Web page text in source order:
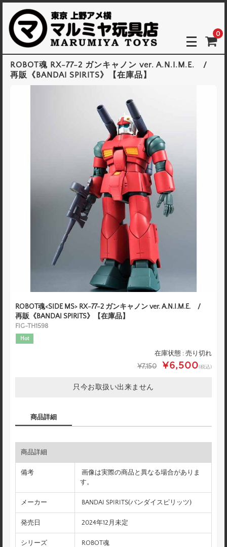
0
ROBOT魂 RX-77-2 ガンキャノン ver. A.N.I.M.E. /
再販《BANDAI SPIRITS》【在庫品】
ROBOT魂<SIDE MS> RX-77-2 ガンキャノン ver. A.N.I.M.E. /
再販《BANDAI SPIRITS》【在庫品】
FIG-TH1598
Hot
在庫状態 : 売り切れ
¥7,150 ¥6,500(税込)
只今お取扱い出来ません
商品詳細
商品詳細
備考
画像は実際の商品と異なる場合がありま
す。
メーカー BANDAI SPIRITS(バンダイスピリッツ)
発売日 2024年12月未定
シリーズ ROBOT魂